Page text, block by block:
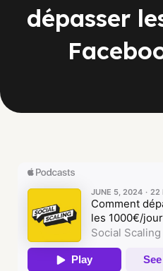
dépasser